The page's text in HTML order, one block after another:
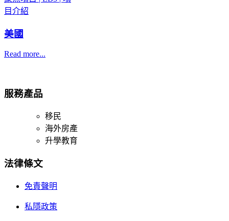
美國
Read more...
服務產品
移民
海外房產
升學教育
法律條文
免責聲明
私隱政策